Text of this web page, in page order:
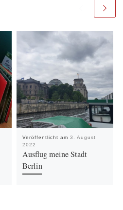
Veröffentlicht am 3. August
2022
Ausflug meine Stadt
Berlin